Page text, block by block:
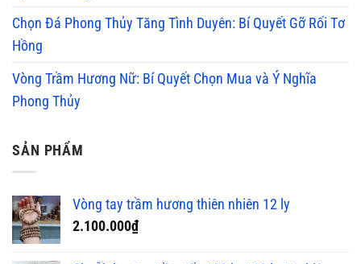
Chọn Đá Phong Thủy Tăng Tình Duyên: Bí Quyết Gỡ Rối Tơ
Hồng
Vòng Trầm Hương Nữ: Bí Quyết Chọn Mua và Ý Nghĩa
Phong Thủy
SẢN PHẨM
Vòng tay trầm hương thiên nhiên 12 ly
2.100.000₫